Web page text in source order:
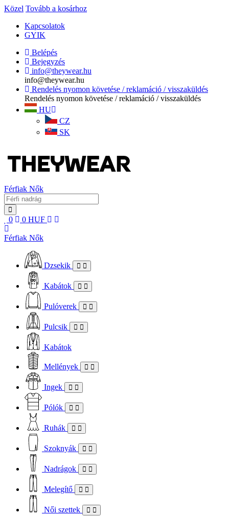
Közel Tovább a kosárhoz
Kapcsolatok
GYIK
Belépés
Bejegyzés
info@theywear.hu
info@theywear.hu
Rendelés nyomon követése / reklamáció / visszaküldés
Rendelés nyomon követése / reklamáció / visszaküldés
HU
CZ
SK
Férfiak Nők
0 0 HUF
Férfiak Nők
Dzsekik
Kabátok
Pulóverek
Pulcsik
Kabátok
Mellények
Ingek
Pólók
Ruhák
Szoknyák
Nadrágok
Melegítő
Női szettek